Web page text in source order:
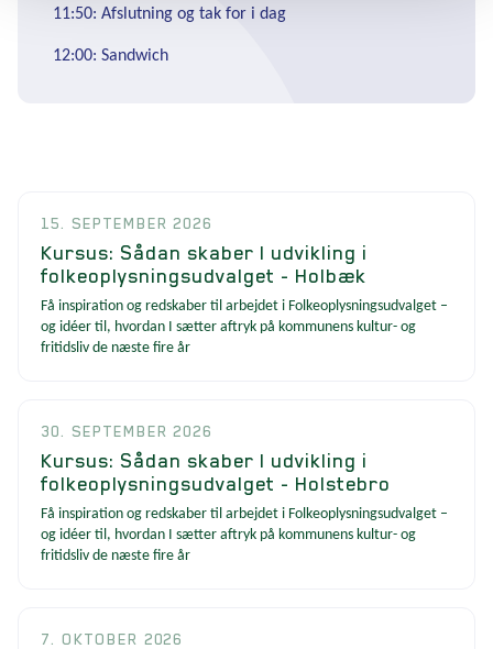
11:50: Afslutning og tak for i dag
12:00: Sandwich
15. SEPTEMBER 2026
Kursus: Sådan skaber I udvikling i
folkeoplysningsudvalget - Holbæk
Få inspiration og redskaber til arbejdet i Folkeoplysningsudvalget –
og idéer til, hvordan I sætter aftryk på kommunens kultur- og
fritidsliv de næste fire år
30. SEPTEMBER 2026
Kursus: Sådan skaber I udvikling i
folkeoplysningsudvalget - Holstebro
Få inspiration og redskaber til arbejdet i Folkeoplysningsudvalget –
og idéer til, hvordan I sætter aftryk på kommunens kultur- og
fritidsliv de næste fire år
7. OKTOBER 2026